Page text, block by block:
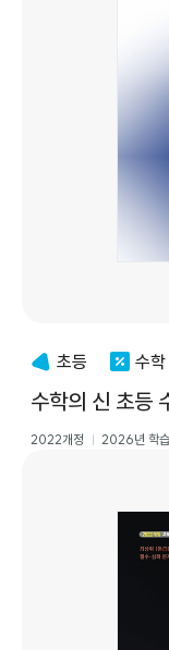
초등 수학
수학의 신 초등
2022개정 2026년 학습